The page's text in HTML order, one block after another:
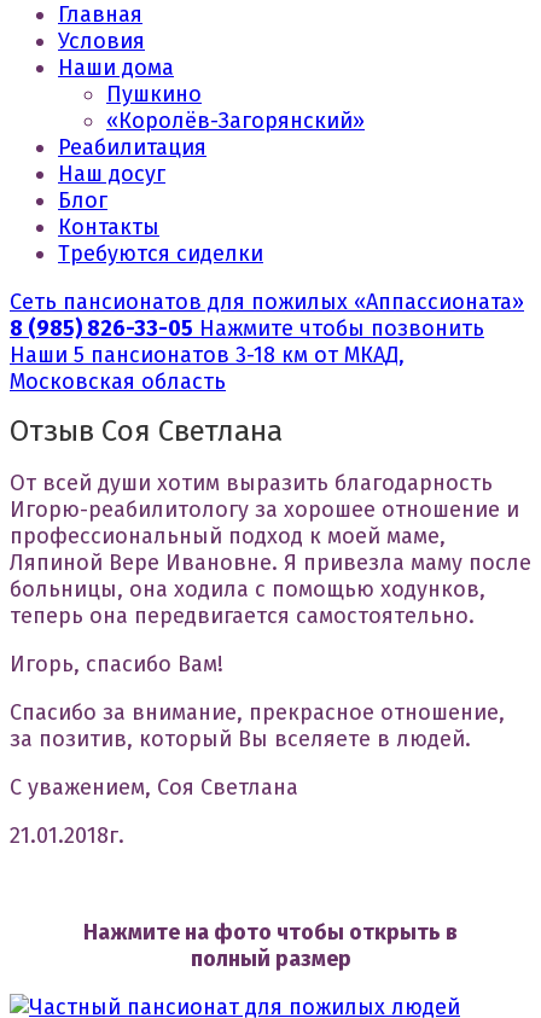
Главная
Условия
Наши дома
Пушкино
«Королёв-Загорянский»
Реабилитация
Наш досуг
Блог
Контакты
Требуются сиделки
Сеть пансионатов для пожилых «Аппассионата»
8 (985) 826-33-05 Нажмите чтобы позвонить
Наши 5 пансионатов 3-18 км от МКАД,
Московская область
Отзыв Соя Светлана
От всей души хотим выразить благодарность
Игорю-реабилитологу за хорошее отношение и
профессиональный подход к моей маме,
Ляпиной Вере Ивановне. Я привезла маму после
больницы, она ходила с помощью ходунков,
теперь она передвигается самостоятельно.
Игорь, спасибо Вам!
Спасибо за внимание, прекрасное отношение,
за позитив, который Вы вселяете в людей.
С уважением, Соя Светлана
21.01.2018г.
Нажмите на фото чтобы открыть в
полный размер